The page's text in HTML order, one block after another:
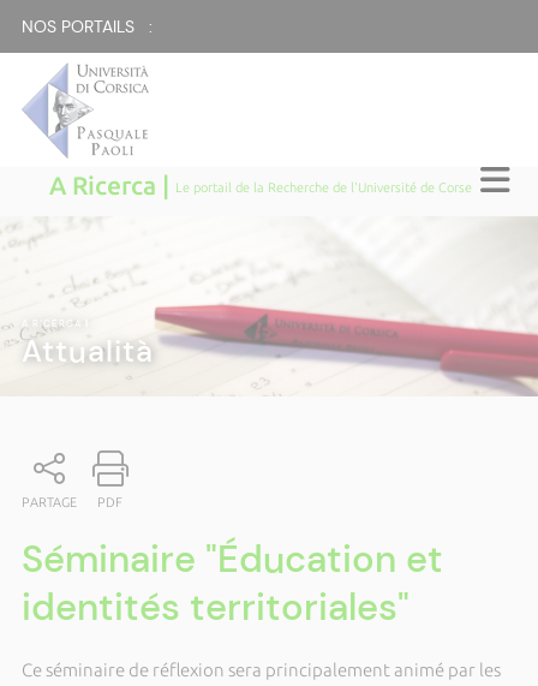
NOS PORTAILS :
A Ricerca | Le portail de la Recherche de l'Université de Corse
A RICERCA
Attualità
PARTAGE PDF
Séminaire "Éducation et
identités territoriales"
Ce séminaire de réflexion sera principalement animé par les